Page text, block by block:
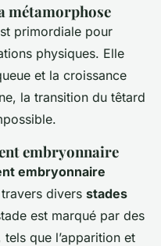
métamorphose
primordiale pour
physiques. Elle
et la croissance
la transition du têtard
embryonnaire
embryonnaire
divers stades
est marqué par des
que l’apparition et